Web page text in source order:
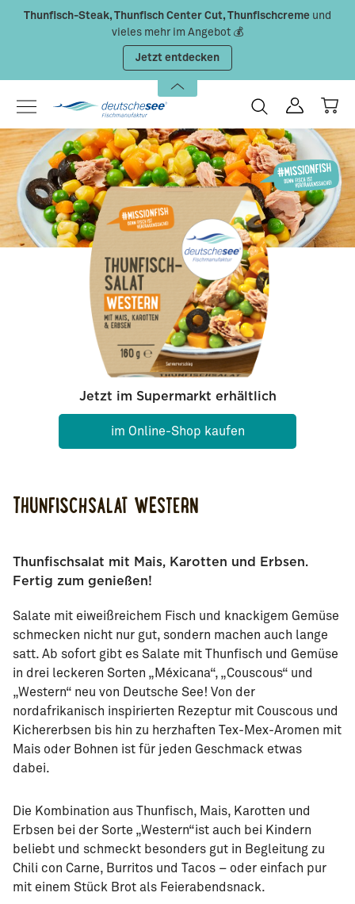
Zum Hauptinhalt springen
Thunfisch-Steak, Thunfisch Center Cut, Thunfischcreme und
vieles mehr im Angebot 💰
Jetzt entdecken
Jetzt im Supermarkt erhältlich
im Online-Shop kaufen
THUNFISCHSALAT WESTERN
Thunfischsalat mit Mais, Karotten und Erbsen.
Fertig zum genießen!
Salate mit eiweißreichem Fisch und knackigem Gemüse
schmecken nicht nur gut, sondern machen auch lange
satt. Ab sofort gibt es Salate mit Thunfisch und Gemüse
in drei leckeren Sorten „Méxicana“, „Couscous“ und
„Western“ neu von Deutsche See! Von der
nordafrikanisch inspirierten Rezeptur mit Couscous und
Kichererbsen bis hin zu herzhaften Tex-Mex-Aromen mit
Mais oder Bohnen ist für jeden Geschmack etwas
dabei.
Die Kombination aus Thunfisch, Mais, Karotten und
Erbsen bei der Sorte „Western“ist auch bei Kindern
beliebt und schmeckt besonders gut in Begleitung zu
Chili con Carne, Burritos und Tacos – oder einfach pur
mit einem Stück Brot als Feierabendsnack.